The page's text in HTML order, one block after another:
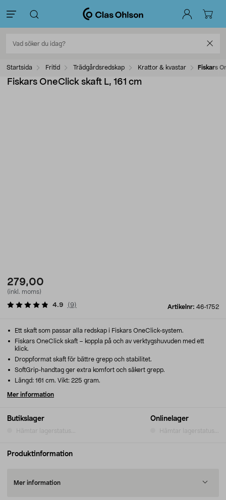
Startsida Fritid Trädgårdsredskap Krattor & kvastar Fiskars
Fiskars OneClick skaft L, 161 cm
279,00
(inkl. moms)
Artikelnr: 46-1752
4.9 (9)
Butikslager
Hämtar lagerstatus...
Onlinelager
Hämtar lagerstatus...
Ett skaft som passar alla redskap i Fiskars OneClick-system.
Fiskars OneClick skaft – koppla på och av verktygshuvuden med ett
klick.
Droppformat skaft för bättre grepp och stabilitet.
SoftGrip-handtag ger extra komfort och säkert grepp.
Längd: 161 cm. Vikt: 225 gram.
Mer information
Produktinformation
Mer information